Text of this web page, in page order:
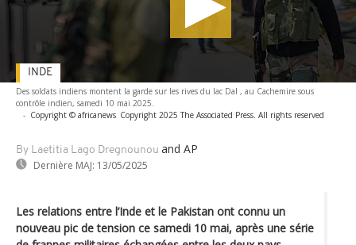
Des soldats indiens montent la garde sur les rives du lac Dal , au Cachemire sous
contrôle indien, samedi 10 mai 2025.
- Copyright © africanews Copyright 2025 The Associated Press. All rights reserved
By Laetitia Lago Dregnounou and AP
Dernière MAJ: 13/05/2025
INDE
Les relations entre l’Inde et le Pakistan ont connu un
nouveau pic de tension ce samedi 10 mai, après une série